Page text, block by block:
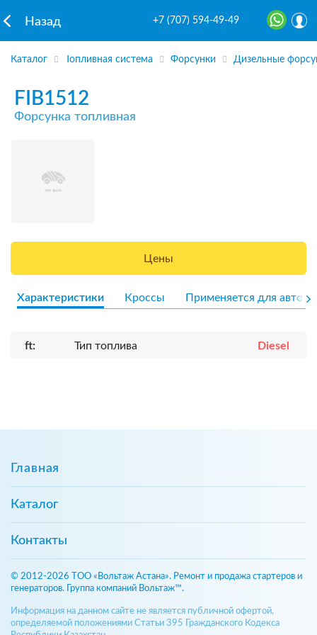
Назад +7 (707) 594-49-49
Каталог Топливная система Форсунки Дизельные
FIB1512
Форсунка топливная
Цены
Характеристики Кроссы Применяется для авто
ft: Тип топлива Diesel
Главная
Каталог
Контакты
© 2012-2026 ТОО «Вольтаж Астана». Ремонт и продажа стартеров и
генераторов. Группа компаний Вольтаж™.
Информация на данном сайте не является публичной офертой,
определяемой положениями Статьи 395 Гражданского Кодекса